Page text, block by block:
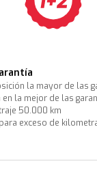
la mayor de las
en la mejor de las
50.000 km
exceso de